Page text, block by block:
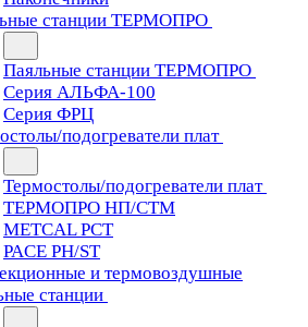
станции ТЕРМОПРО
Паяльные станции ТЕРМОПРО
Серия АЛЬФА-100
Серия ФРЦ
подогреватели плат
Термостолы/подогреватели плат
ТЕРМОПРО НП/СТМ
METCAL PCT
PACE PH/ST
и термовоздушные
станции